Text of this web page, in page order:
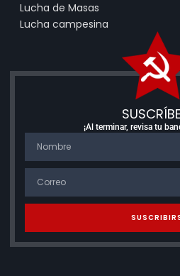
Lucha de Masas
Lucha campesina
¡Al terminar, revisa tu